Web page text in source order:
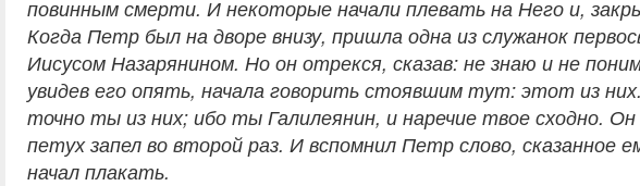
повинным смерти. И некоторые начали плевать на Него и,
Когда Петр был на дворе внизу, пришла одна из служанок
Иисусом Назарянином. Но он отрекся, сказав: не знаю и не
увидев его опять, начала говорить стоявшим тут: этот из
точно ты из них; ибо ты Галилеянин, и наречие твое сходно.
петух запел во второй раз. И вспомнил Петр слово,
начал плакать.